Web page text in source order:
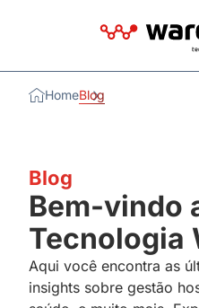
HomeBlog
Blog
Bem-vindo
Tecnologia
Aqui você encontra as
insights sobre gestão